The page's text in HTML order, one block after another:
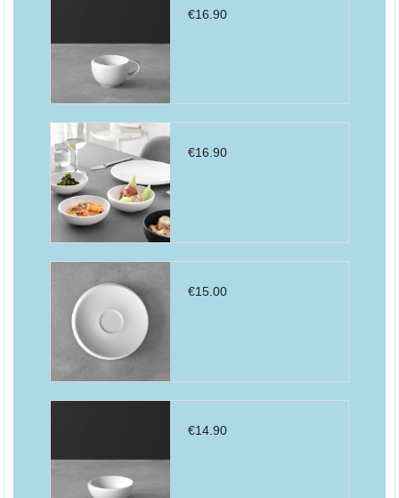
€16.90
€16.90
€15.00
€14.90